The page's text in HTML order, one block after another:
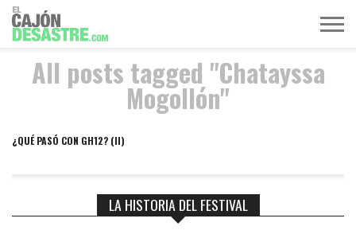
MÚSICA
TELEVISIÓN
POLÍTICA
ACTUALIDAD
EUROVISIÓN
All posts tagged "Chatayssa
Mogollón"
¿QUÉ PASÓ CON GH12? (II)
LA HISTORIA DEL FESTIVAL